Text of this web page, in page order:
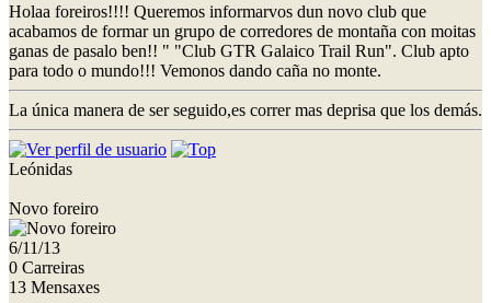
Holaa foreiros!!!! Queremos informarvos dun novo club que
acabamos de formar un grupo de corredores de montaña con moitas
ganas de pasalo ben!! " "Club GTR Galaico Trail Run". Club apto
para todo o mundo!!! Vemonos dando caña no monte.
La única manera de ser seguido,es correr mas deprisa que los demás.
Leónidas
Novo foreiro
6/11/13
0 Carreiras
13 Mensaxes